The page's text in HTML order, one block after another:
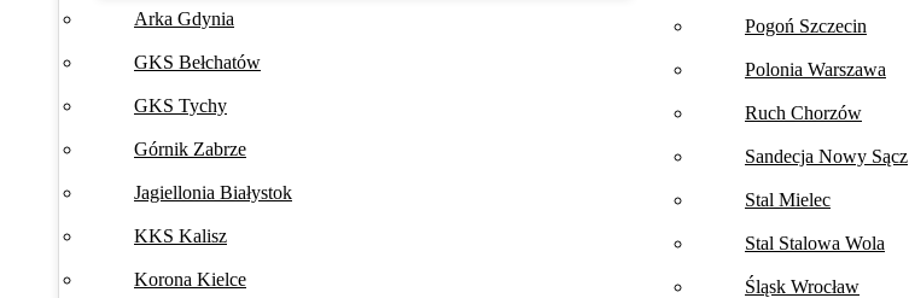
Arka Gdynia
GKS Bełchatów
GKS Tychy
Górnik Zabrze
Jagiellonia Białystok
KKS Kalisz
Korona Kielce
Pogoń Szczecin
Polonia Warszawa
Ruch Chorzów
Sandecja Nowy Sącz
Stal Mielec
Stal Stalowa Wola
Śląsk Wrocław